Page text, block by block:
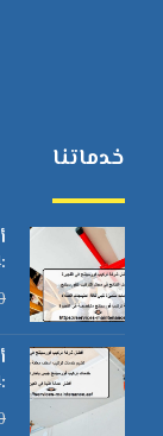
خدماتنا
:0553996694
:0553996694